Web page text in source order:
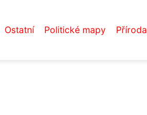
Ostatní Politické mapy Příroda